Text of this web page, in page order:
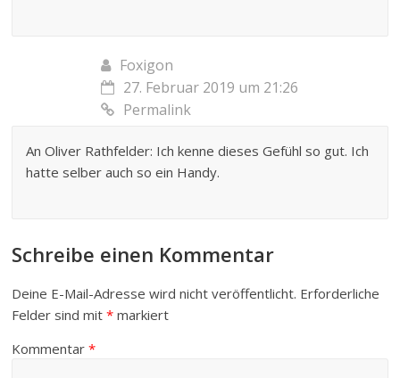
Foxigon
27. Februar 2019 um 21:26
Permalink
An Oliver Rathfelder: Ich kenne dieses Gefühl so gut. Ich
hatte selber auch so ein Handy.
Schreibe einen Kommentar
Deine E-Mail-Adresse wird nicht veröffentlicht. Erforderliche
Felder sind mit* markiert
Kommentar*